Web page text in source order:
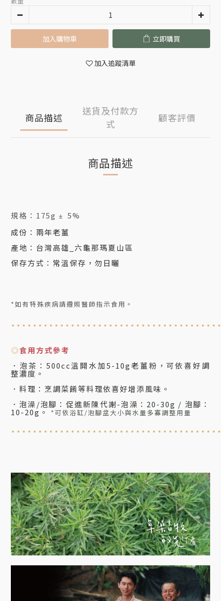
加入購物車 立即購買
加入追蹤清單
商品描述
送貨及付款方
式
顧客評價
商品描述
規格： 175g ± 5%
成份 ：兩年老薑
產地：台灣高雄_六龜那瑪夏山區
保存方式：常溫保存，勿日曬
*如有特殊疾病請遵照醫師指示食用。
◎食用方式參考
． 泡茶：500cc溫開水加5-10g老薑粉 ，可依喜好調
整濃度 。
．料理 ：烹調菜餚等料理依喜好增添風味 。
．泡澡/泡腳 ：促進新陳代謝-泡澡：20-30g / 泡腳：
10-20g 。 *可依浴缸/泡腳盆大小與水量多寡調整用量